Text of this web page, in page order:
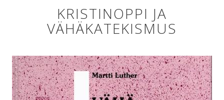
KRISTINOPPI JA
VÄHÄKATEKISMUS